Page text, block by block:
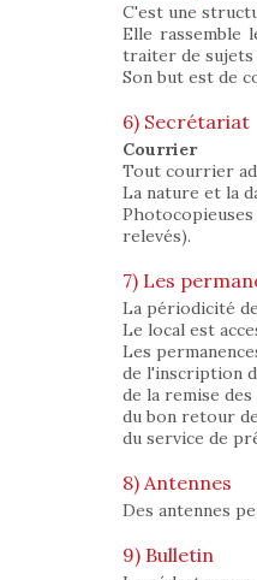
C'est une
Elle rassemble
traiter de
Son but est de
6) Secrétariat
Courrier
Tout courrier
La nature et la
relevés).
7) Les
La périodicité
Le local est
Les
de l'inscription
de la remise
du bon retour
du service de
8) Antennes
Des antennes
9) Bulletin